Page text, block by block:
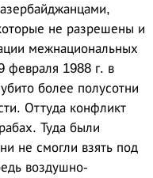
не разрешены и
межнациональных
февраля 1988 г. в
более полусотни
Оттуда конфликт
Туда были
не смогли взять под
воздушно-